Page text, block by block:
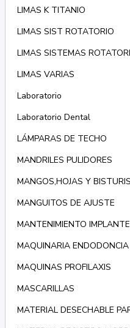
LIMAS K TITANIO
LIMAS SIST ROTATORIO
LIMAS SISTEMAS
LIMAS VARIAS
Laboratorio
Laboratorio Dental
LÁMPARAS DE TECHO
MANDRILES PULIDORES
MANGOS,HOJAS Y BISTURIS
MANGUITOS DE AJUSTE
MANTENIMIENTO
MAQUINARIA ENDODONCIA
MAQUINAS PROFILAXIS
MASCARILLAS
MATERIAL DESECHABLE